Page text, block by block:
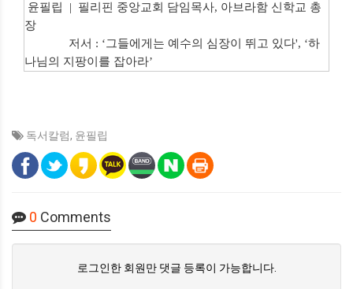
윤필립 | 필리핀 중앙교회 담임목사, 아브라함 신학교 총
장
저서 : ‘그들에게는 예수의 심장이 뛰고 있다', ‘하
나님의 지팡이를 잡아라’
독서칼럼, 윤필립
0 Comments
로그인한 회원만 댓글 등록이 가능합니다.